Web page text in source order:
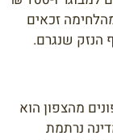
זכאים
הנזק שנגרם.
מהצפון הוא
נרתמת